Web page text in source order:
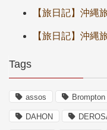
【旅日記】沖
【旅日記】沖
Tags
assos Brompton
DAHON